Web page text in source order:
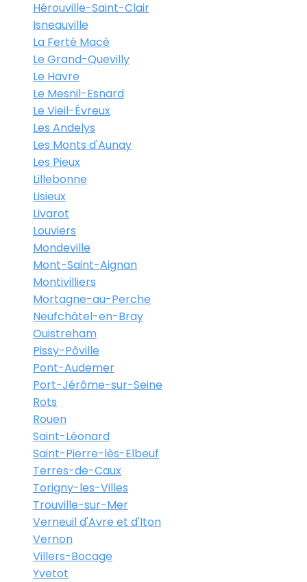
Hérouville-Saint-Clair
Isneauville
La Ferté Macé
Le Grand-Quevilly
Le Havre
Le Mesnil-Esnard
Le Vieil-Évreux
Les Andelys
Les Monts d'Aunay
Les Pieux
Lillebonne
Lisieux
Livarot
Louviers
Mondeville
Mont-Saint-Aignan
Montivilliers
Mortagne-au-Perche
Neufchâtel-en-Bray
Ouistreham
Pissy-Pôville
Pont-Audemer
Port-Jérôme-sur-Seine
Rots
Rouen
Saint-Léonard
Saint-Pierre-lès-Elbeuf
Terres-de-Caux
Torigny-les-Villes
Trouville-sur-Mer
Verneuil d'Avre et d'Iton
Vernon
Villers-Bocage
Yvetot